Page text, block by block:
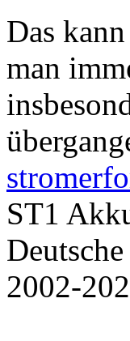
Das
man
ST1
2002-